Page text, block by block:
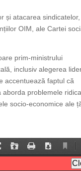
și atacarea sindicatelor,
OIM, ale Cartei
prim-ministrului
inclusiv alegerea
accentuează faptul că
problemele
socio-economice ale